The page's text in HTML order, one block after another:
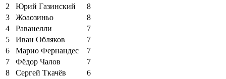
2
Юрий Газинский
8
3
Жоаозиньо
8
4
Раванелли
7
5
Иван Обляков
7
6
Марио Фернандес
7
7
Фёдор Чалов
7
8
Сергей Ткачёв
6